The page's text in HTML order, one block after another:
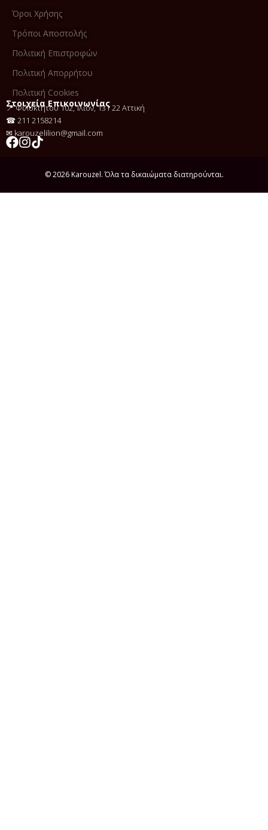
Όροι Χρήσης
Τρόποι Αποστολής
Πολιτική Επιστροφών
Πολιτική Απορρήτου
Πολιτική Cookies
Στοιχεία Επικοινωνίας
📍 Φιλοκτήτου 102, Ίλιον, 131 22 Αττική
☎211 2158214
✉ karouzelilion@gmail.com
© 2026 Karouzel. Όλα τα δικαιώματα διατηρούνται.